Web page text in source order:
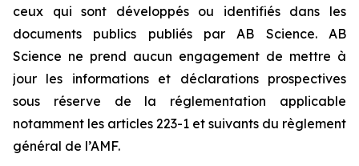
ceux qui sont développés ou identifiés dans les
documents publics publiés par AB Science. AB
Science ne prend aucun engagement de mettre à
jour les informations et déclarations prospectives
sous réserve de la réglementation applicable
notamment les articles 223-1 et suivants du règlement
général de l’AMF.